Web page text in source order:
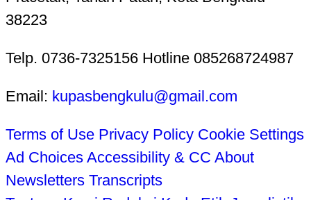
38223
Telp. 0736-7325156 Hotline 085268724987
Email: kupasbengkulu@gmail.com
Terms of Use Privacy Policy Cookie Settings
Ad Choices Accessibility & CC About
Newsletters Transcripts